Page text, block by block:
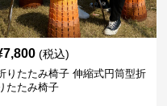
7,800 (税込)
りたたみ椅子 伸縮式円筒型折
たたみ椅子